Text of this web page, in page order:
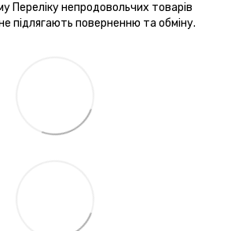
Переліку непродовольчих товарів
підлягають поверненню та обміну.